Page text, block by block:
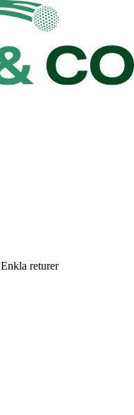
Enkla returer